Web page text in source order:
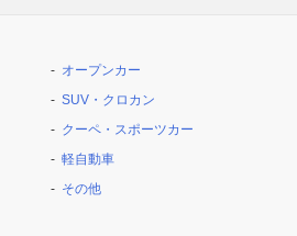
オープンカー
SUV・クロカン
クーペ・スポーツカー
軽自動車
その他